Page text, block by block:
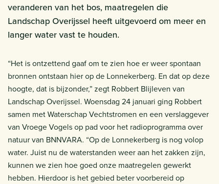
veranderen van het bos, maatregelen die
Landschap Overijssel heeft uitgevoerd om meer en
langer water vast te houden.
“Het is ontzettend gaaf om te zien hoe er weer spontaan
bronnen ontstaan hier op de Lonnekerberg. En dat op deze
hoogte, dat is bijzonder,” zegt Robbert Blijleven van
Landschap Overijssel. Woensdag 24 januari ging Robbert
samen met Waterschap Vechtstromen en een verslaggever
van Vroege Vogels op pad voor het radioprogramma over
natuur van BNNVARA. “Op de Lonnekerberg is nog volop
water. Juist nu de waterstanden weer aan het zakken zijn,
kunnen we zien hoe goed onze maatregelen gewerkt
hebben. Hierdoor is het gebied beter voorbereid op